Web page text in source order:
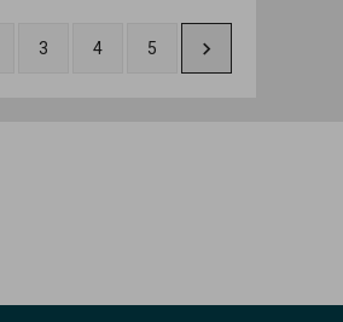
3 4 5